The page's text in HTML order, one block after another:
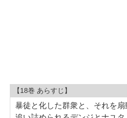
【18巻 あらすじ】
暴徒と化した群衆と、それを